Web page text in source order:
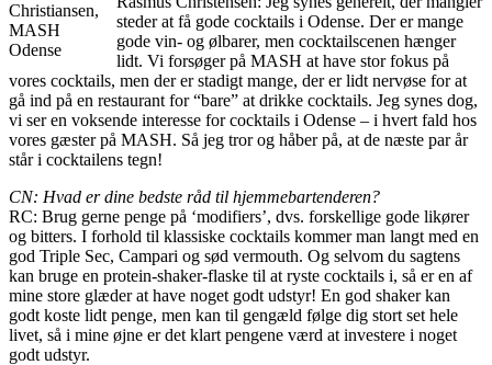
Christiansen,
MASH
Odense
steder at få gode cocktails i Odense. Der er mange
gode vin- og ølbarer, men cocktailscenen hænger
lidt. Vi forsøger på MASH at have stor fokus på
vores cocktails, men der er stadigt mange, der er lidt nervøse for at
gå ind på en restaurant for “bare” at drikke cocktails. Jeg synes dog,
vi ser en voksende interesse for cocktails i Odense – i hvert fald hos
vores gæster på MASH. Så jeg tror og håber på, at de næste par år
står i cocktailens tegn!
CN: Hvad er dine bedste råd til hjemmebartenderen?
RC: Brug gerne penge på ‘modifiers’, dvs. forskellige gode likører
og bitters. I forhold til klassiske cocktails kommer man langt med en
god Triple Sec, Campari og sød vermouth. Og selvom du sagtens
kan bruge en protein-shaker-flaske til at ryste cocktails i, så er en af
mine store glæder at have noget godt udstyr! En god shaker kan
godt koste lidt penge, men kan til gengæld følge dig stort set hele
livet, så i mine øjne er det klart pengene værd at investere i noget
godt udstyr.